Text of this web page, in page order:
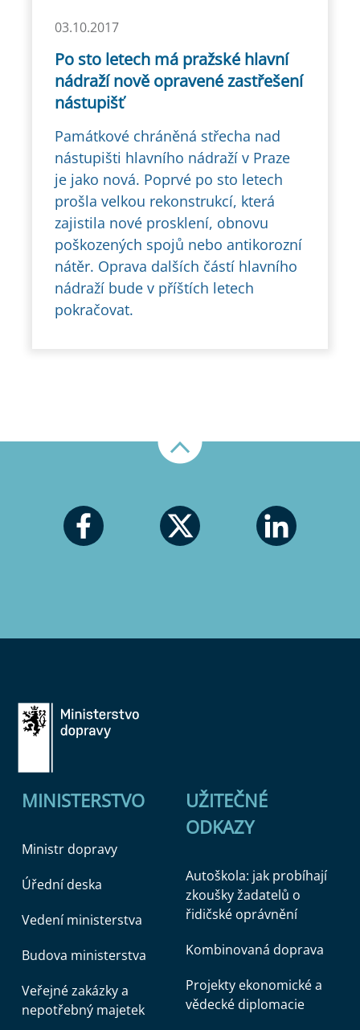
03.10.2017
Po sto letech má pražské hlavní
nádraží nově opravené zastřešení
nástupišť
Památkové chráněná střecha nad
nástupišti hlavního nádraží v Praze
je jako nová. Poprvé po sto letech
prošla velkou rekonstrukcí, která
zajistila nové prosklení, obnovu
poškozených spojů nebo antikorozní
nátěr. Oprava dalších částí hlavního
nádraží bude v příštích letech
pokračovat.
MINISTERSTVO
Ministr dopravy
Úřední deska
Vedení ministerstva
Budova ministerstva
Veřejné zakázky a
nepotřebný majetek
UŽITEČNÉ
ODKAZY
Autoškola: jak probíhají
zkoušky žadatelů o
řidičské oprávnění
Kombinovaná doprava
Projekty ekonomické a
vědecké diplomacie